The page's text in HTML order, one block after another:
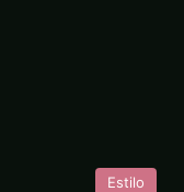
Estilo